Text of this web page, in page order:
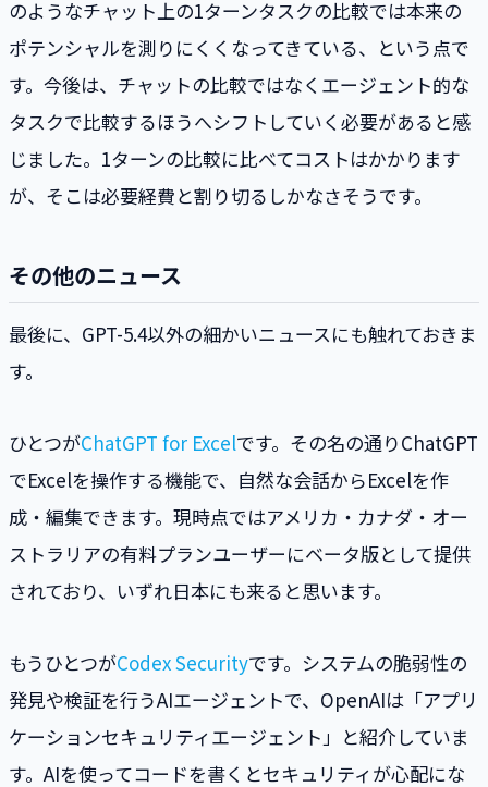
のようなチャット上の1ターンタスクの比較では本来の
ポテンシャルを測りにくくなってきている、という点で
す。今後は、チャットの比較ではなくエージェント的な
タスクで比較するほうへシフトしていく必要があると感
じました。1ターンの比較に比べてコストはかかります
が、そこは必要経費と割り切るしかなさそうです。
その他のニュース
最後に、GPT-5.4以外の細かいニュースにも触れておきま
す。
ひとつがChatGPT for Excelです。その名の通りChatGPT
でExcelを操作する機能で、自然な会話からExcelを作
成・編集できます。現時点ではアメリカ・カナダ・オー
ストラリアの有料プランユーザーにベータ版として提供
されており、いずれ日本にも来ると思います。
もうひとつがCodex Securityです。システムの脆弱性の
発見や検証を行うAIエージェントで、OpenAIは「アプリ
ケーションセキュリティエージェント」と紹介していま
す。AIを使ってコードを書くとセキュリティが心配にな